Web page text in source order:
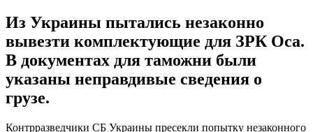
Из Украины пытались незаконно
вывезти комплектующие для ЗРК Оса.
В документах для таможни были
указаны неправдивые сведения о
грузе.
Контрразведчики СБ Украины пресекли попытку незаконного